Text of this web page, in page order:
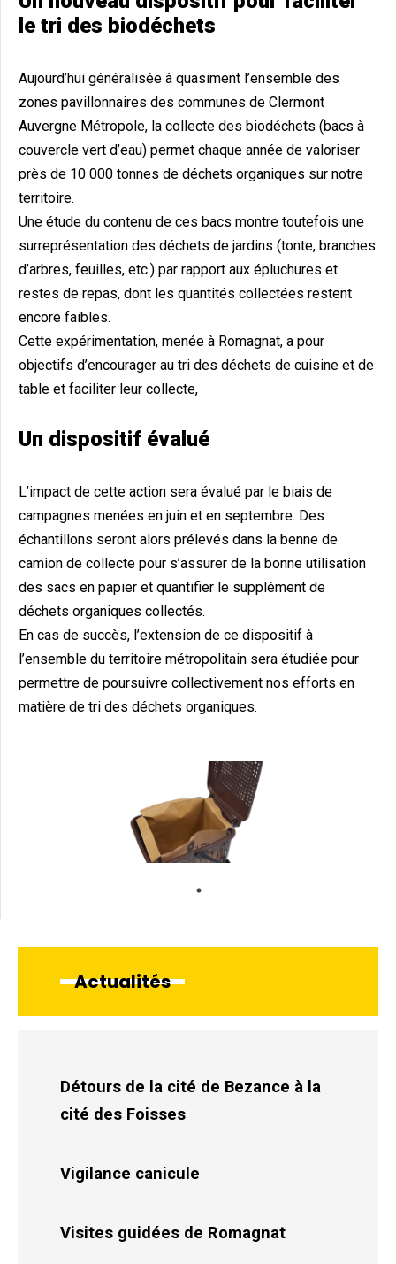
le tri des biodéchets
Aujourd’hui généralisée à quasiment l’ensemble des
zones pavillonnaires des communes de Clermont
Auvergne Métropole, la collecte des biodéchets (bacs à
couvercle vert d’eau) permet chaque année de valoriser
près de 10 000 tonnes de déchets organiques sur notre
territoire.
Une étude du contenu de ces bacs montre toutefois une
surreprésentation des déchets de jardins (tonte, branches
d’arbres, feuilles, etc.) par rapport aux épluchures et
restes de repas, dont les quantités collectées restent
encore faibles.
Cette expérimentation, menée à Romagnat, a pour
objectifs d’encourager au tri des déchets de cuisine et de
table et faciliter leur collecte,
Un dispositif évalué
L’impact de cette action sera évalué par le biais de
campagnes menées en juin et en septembre. Des
échantillons seront alors prélevés dans la benne de
camion de collecte pour s’assurer de la bonne utilisation
des sacs en papier et quantifier le supplément de
déchets organiques collectés.
En cas de succès, l’extension de ce dispositif à
l’ensemble du territoire métropolitain sera étudiée pour
permettre de poursuivre collectivement nos efforts en
matière de tri des déchets organiques.
Actualités
Détours de la cité de Bezance à la
cité des Foisses
Vigilance canicule
Visites guidées de Romagnat